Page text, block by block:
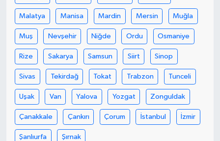
Malatya Manisa Mardin Mersin Muğla
Muş Nevşehir Niğde Ordu Osmaniye
Rize Sakarya Samsun Siirt Sinop
Sivas Tekirdağ Tokat Trabzon Tunceli
Uşak Van Yalova Yozgat Zonguldak
Çanakkale Çankırı Çorum İstanbul İzmir
Şanlıurfa Şırnak